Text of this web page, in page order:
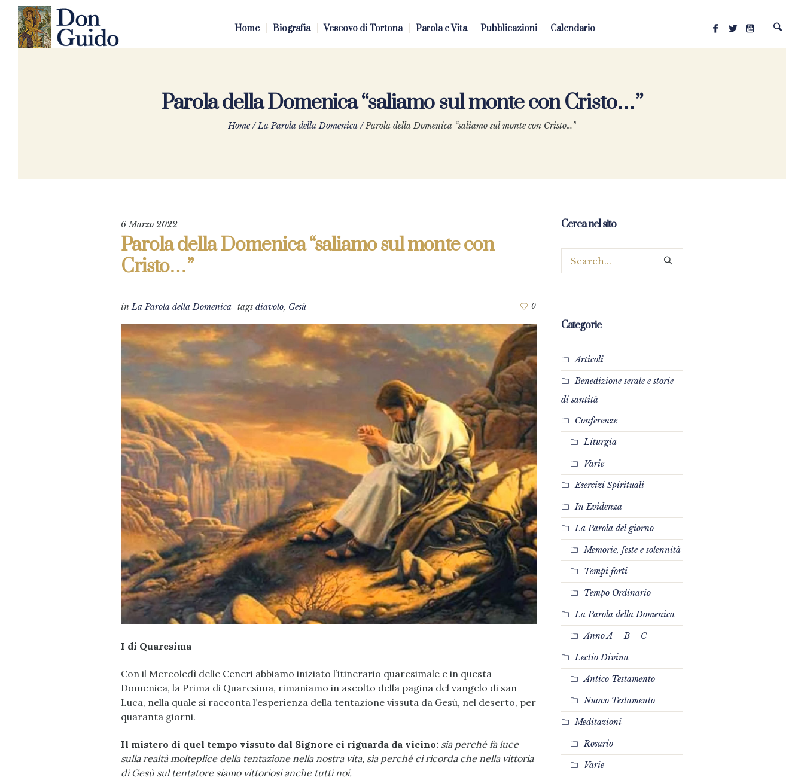
Home Biografia Vescovo di Tortona Parola e Vita Pubblicazioni Calendario
Parola della Domenica “saliamo sul monte con Cristo…”
Home /La Parola della Domenica /Parola della Domenica “saliamo sul monte con Cristo…”
6 Marzo 2022
Parola della Domenica “saliamo sul monte con
Cristo…”
inLa Parola della Domenica tags diavolo, Gesù 0
I di Quaresima
Con il Mercoledì delle Ceneri abbiamo iniziato l’itinerario quaresimale e in questa
Domenica, la Prima di Quaresima, rimaniamo in ascolto della pagina del vangelo di san
Luca, nella quale si racconta l’esperienza della tentazione vissuta da Gesù, nel deserto, per
quaranta giorni.
Il mistero di quel tempo vissuto dal Signore ci riguarda da vicino: sia perché fa luce
sulla realtà molteplice della tentazione nella nostra vita, sia perché ci ricorda che nella vittoria
di Gesù sul tentatore siamo vittoriosi anche tutti noi.
Cerca nel sito
Categorie
Articoli
Benedizione serale e storie
di santità
Conferenze
Liturgia
Varie
Esercizi Spirituali
In Evidenza
La Parola del giorno
Memorie, feste e solennità
Tempi forti
Tempo Ordinario
La Parola della Domenica
Anno A – B – C
Lectio Divina
Antico Testamento
Nuovo Testamento
Meditazioni
Rosario
Varie